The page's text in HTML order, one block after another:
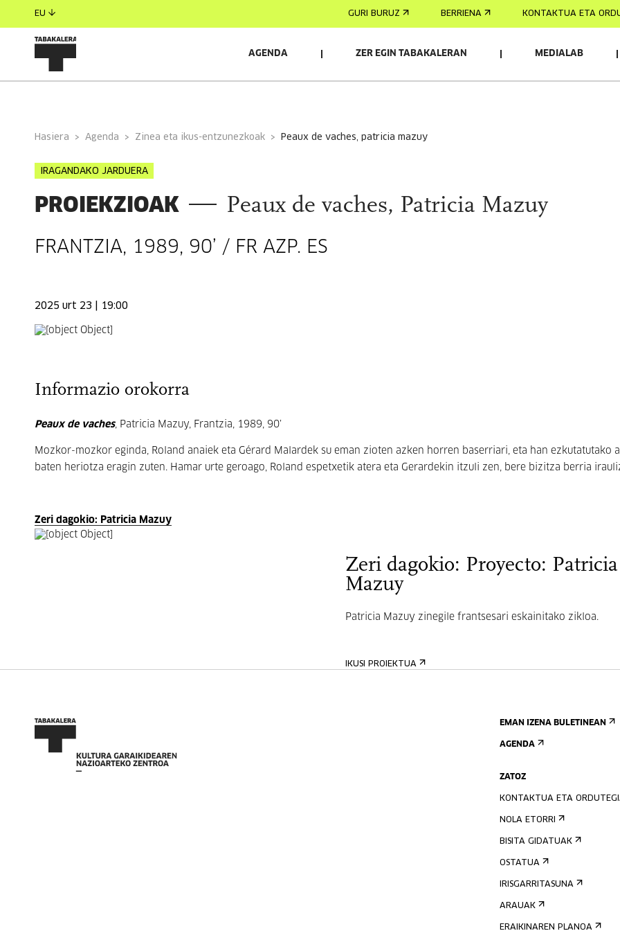
EU GURI BURUZ BERRIENA KONTAKTUA ETA
AGENDA ZER EGIN TABAKALERAN MEDIALAB
Hasiera Agenda Zinea eta ikus-entzunezkoak peaux de vaches, patricia mazuy
IRAGANDAKO JARDUERA
PROIEKZIOAK Peaux de vaches, Patricia Mazuy
FRANTZIA, 1989, 90’ / FR AZP. ES
2025 urt 23 | 19:00
Informazio orokorra
Peaux de vaches, Patricia Mazuy, Frantzia, 1989, 90’
Mozkor-mozkor eginda, Roland anaiek eta Gérard Malardek su eman zioten azken horren baserriari, eta han ezkutatutako
baten heriotza eragin zuten. Hamar urte geroago, Roland espetxetik atera eta Gerardekin itzuli zen, bere bizitza berria
Zeri dagokio: Patricia Mazuy
Zeri dagokio: Proyecto: Patricia
Mazuy
Patricia Mazuy zinegile frantsesari eskainitako zikloa.
IKUSI PROIEKTUA
EMAN IZENA BULETINEAN
AGENDA
ZATOZ
KONTAKTUA ETA
NOLA ETORRI
BISITA GIDATUAK
OSTATUA
IRISGARRITASUNA
ARAUAK
ERAIKINAREN PLANOA